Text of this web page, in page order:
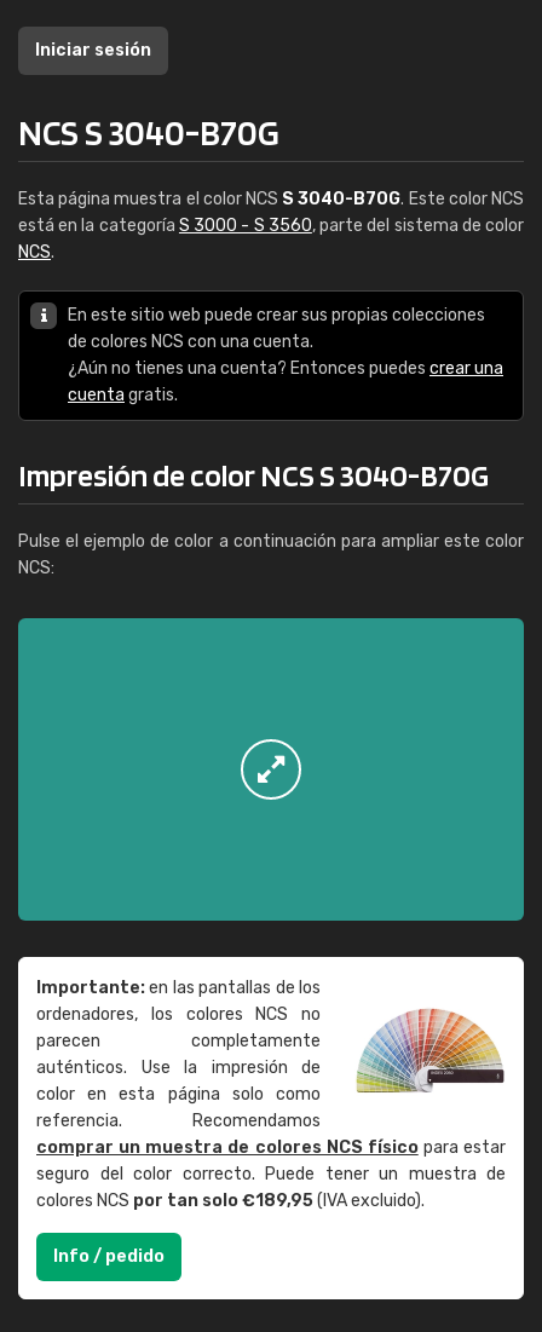
Iniciar sesión
NCS S 3040-B70G
Esta página muestra el color NCS S 3040-B70G. Este color NCS
está en la categoría S 3000 - S 3560, parte del sistema de color
NCS.
En este sitio web puede crear sus propias colecciones
de colores NCS con una cuenta.
¿Aún no tienes una cuenta? Entonces puedes crear una
cuenta gratis.
Impresión de color NCS S 3040-B70G
Pulse el ejemplo de color a continuación para ampliar este color
NCS:
Importante:en las pantallas de los
ordenadores, los colores NCS no
parecen completamente
auténticos. Use la impresión de
color en esta página solo como
referencia. Recomendamos
comprar un muestra de colores NCS físicopara estar
seguro del color correcto. Puede tener un muestra de
colores NCS por tan solo €189,95(IVA excluido).
Info / pedido